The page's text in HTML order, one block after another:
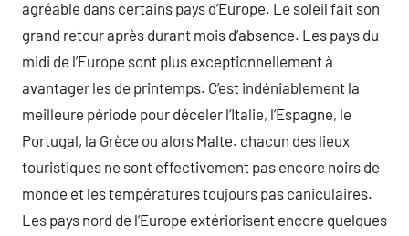
agréable dans certains pays d’Europe. Le soleil fait son
grand retour après durant mois d’absence. Les pays du
midi de l’Europe sont plus exceptionnellement à
avantager les de printemps. C’est indéniablement la
meilleure période pour déceler l’Italie, l’Espagne, le
Portugal, la Grèce ou alors Malte. chacun des lieux
touristiques ne sont effectivement pas encore noirs de
monde et les températures toujours pas caniculaires.
Les pays nord de l’Europe extériorisent encore quelques